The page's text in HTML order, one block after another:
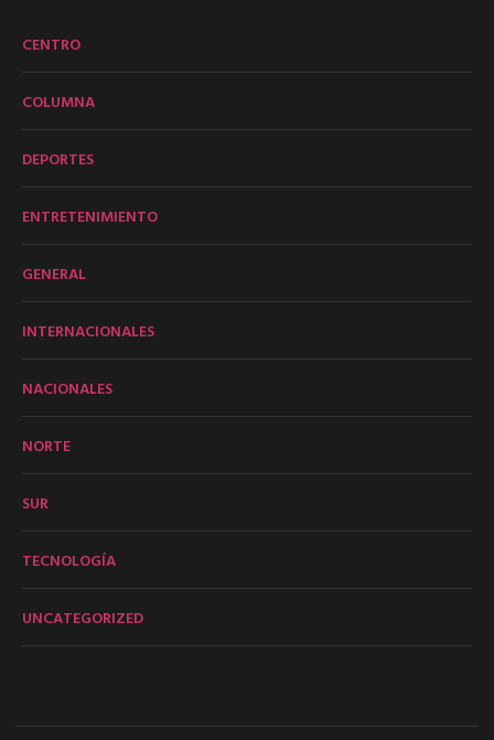
CENTRO
COLUMNA
DEPORTES
ENTRETENIMIENTO
GENERAL
INTERNACIONALES
NACIONALES
NORTE
SUR
TECNOLOGÍA
UNCATEGORIZED